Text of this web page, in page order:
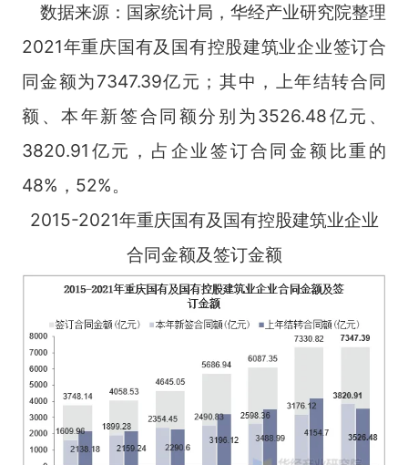
数据来源：国家统计局，华经产业研究院整理
2021年重庆国有及国有控股建筑业企业签订合
同金额为7347.39亿元；其中，上年结转合同
额、本年新签合同额分别为3526.48亿元、
3820.91亿元，占企业签订合同金额比重的
48%，52%。
2015-2021年重庆国有及国有控股建筑业企业
合同金额及签订金额